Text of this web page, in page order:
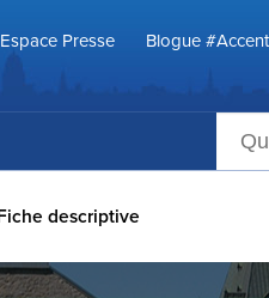
Espace Presse Blogue
descriptive